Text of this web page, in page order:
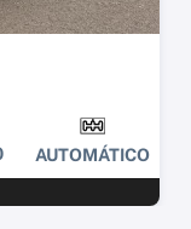
AUTOMÁTICO